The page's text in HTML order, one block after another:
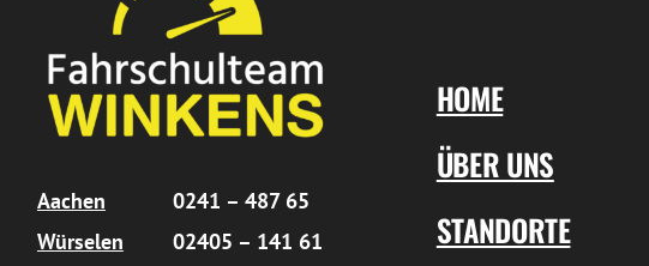
Aachen
0241 – 487 65
Würselen
02405 – 141 61
HOME
ÜBER UNS
STANDORTE